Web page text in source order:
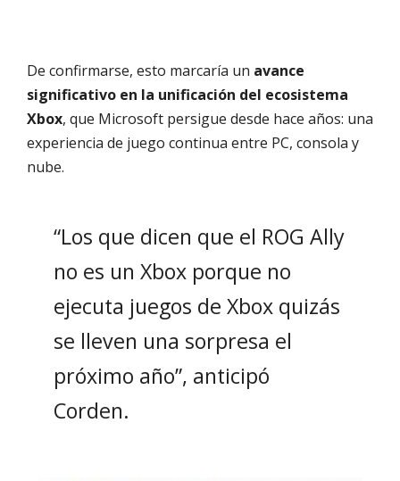
De confirmarse, esto marcaría un avance
significativo en la unificación del ecosistema
Xbox, que Microsoft persigue desde hace años: una
experiencia de juego continua entre PC, consola y
nube.
“Los que dicen que el ROG Ally
no es un Xbox porque no
ejecuta juegos de Xbox quizás
se lleven una sorpresa el
próximo año”, anticipó
Corden.